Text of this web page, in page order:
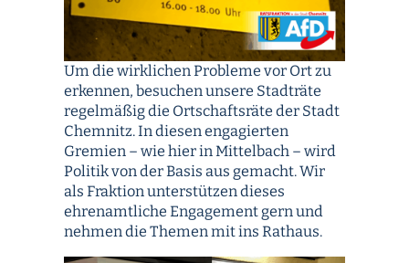
Um die wirklichen Probleme vor Ort zu
erkennen, besuchen unsere Stadträte
regelmäßig die Ortschaftsräte der Stadt
Chemnitz. In diesen engagierten
Gremien – wie hier in Mittelbach – wird
Politik von der Basis aus gemacht. Wir
als Fraktion unterstützen dieses
ehrenamtliche Engagement gern und
nehmen die Themen mit ins Rathaus.